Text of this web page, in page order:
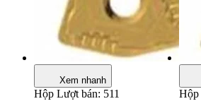
Xem nhanh
Hộp Lượt bán: 511 Hộp